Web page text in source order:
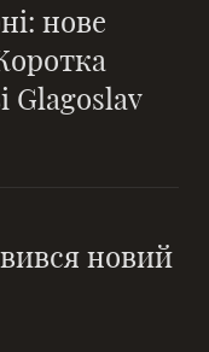
нове
Glagoslav
новий